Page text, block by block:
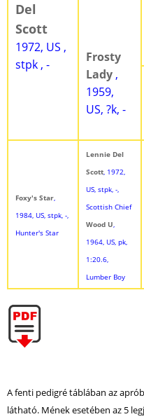
Del
Scott
1972, US ,
stpk , -
Frosty
Lady ,
1959,
US, ?k, -
Foxy's Star,
1984, US, stpk, -,
Hunter's Star
Lennie Del
Scott, 1972,
US, stpk, -,
Scottish Chief
Wood U,
1964, US, pk,
1:20.6,
Lumber Boy
A fenti pedigré táblában az
látható. Mének esetében az 5